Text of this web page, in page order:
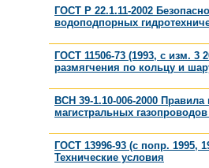
ГОСТ Р 22.1.11-2002
водоподпорных
ГОСТ 11506-73 (1993, с изм.
размягчения по кольцу и
ВСН 39-1.10-006-2000
магистральных
ГОСТ 13996-93 (с попр. 1995,
Технические условия